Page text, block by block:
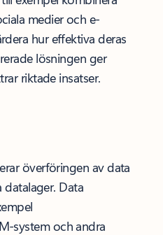
medier och e-
hur effektiva deras
lösningen ger
riktade insatser.
överföringen av data
Data
system och andra